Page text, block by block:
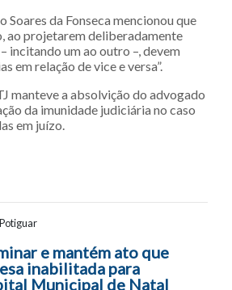
Soares da Fonseca mencionou que
ao projetarem deliberadamente
incitando um ao outro –, devem
em relação de vice e versa”.
manteve a absolvição do advogado
da imunidade judiciária no caso
em juízo.
entre posts
e mantém ato que
inabilitada para
Municipal de Natal